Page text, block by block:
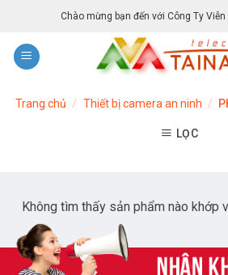
content
Chào mừng bạn đến với Công Ty Viễn
Trang chủ / Thiết bị camera an ninh /
LỌC
Không tìm thấy sản phẩm nào khớp